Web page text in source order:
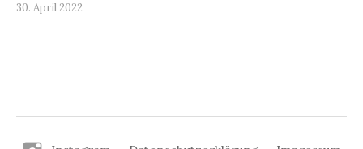
30. April 2022